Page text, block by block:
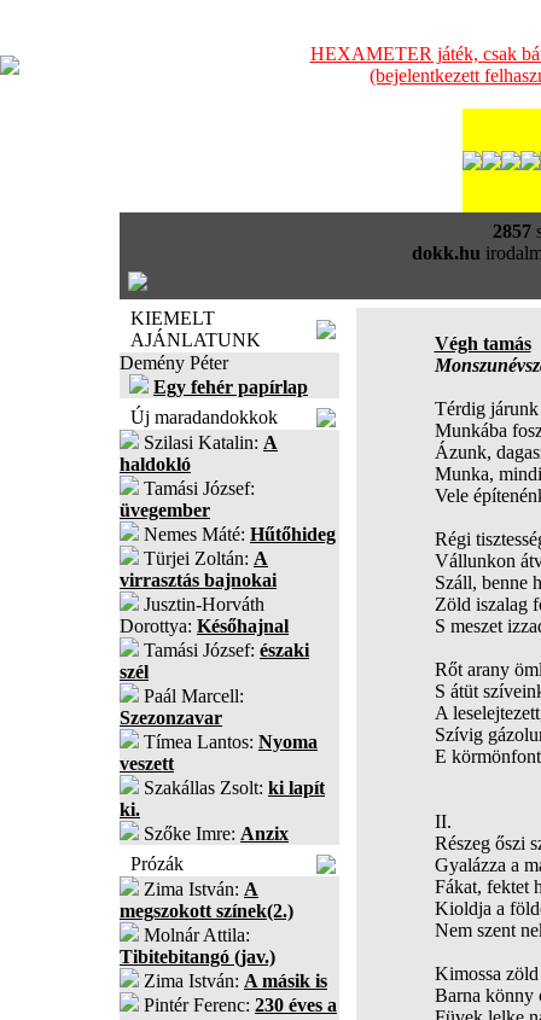
HEXAMETER játék, csak
(bejelentkezett
2857
dokk.hu
KIEMELT
AJÁNLATUNK
Demény Péter
Egy fehér papírlap
Új maradandokkok
Szilasi Katalin: A
haldokló
Tamási József:
üvegember
Nemes Máté: Hűtőhideg
Türjei Zoltán: A
virrasztás bajnokai
Jusztin-Horváth
Dorottya: Későhajnal
Tamási József: északi
szél
Paál Marcell:
Szezonzavar
Tímea Lantos: Nyoma
veszett
Szakállas Zsolt: ki lapít
ki.
Szőke Imre: Anzix
Prózák
Zima István: A
megszokott színek(2.)
Molnár Attila:
Tibitebitangó (jav.)
Zima István: A másik is
Pintér Ferenc: 230 éves a
Végh tamás
Térdig járunk
Munkába
Ázunk,
Munka,
Vele
Régi
Vállunkon
Száll, benne
Zöld iszalag
S meszet
Rőt arany
S átüt
A
Szívig
E
II.
Részeg őszi
Gyalázza a
Fákat, fektet
Kioldja a
Nem szent
Kimossa
Barna könny